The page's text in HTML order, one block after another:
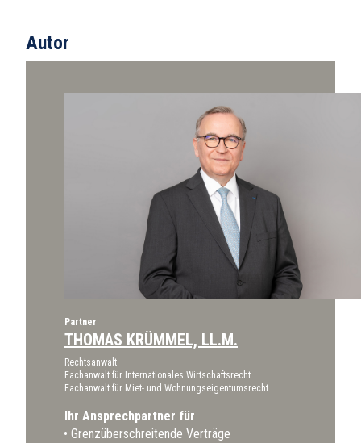
Autor
Partner
THOMAS KRÜMMEL, LL.M.
Rechtsanwalt
Fachanwalt für Internationales Wirtschaftsrecht
Fachanwalt für Miet- und Wohnungseigentumsrecht
Ihr Ansprechpartner für
Grenzüberschreitende Verträge